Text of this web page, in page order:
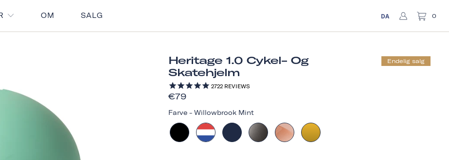
OM SALG DA 0
Endelig salg
Heritage 1.0 Cykel- Og
Skatehjelm
2722 REVIEWS
€79
Farve - Willowbrook Mint